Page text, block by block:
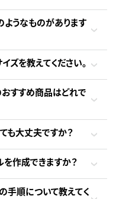
うなものがあります
ズを教えてください。
すすめ商品はどれで
も大丈夫ですか？
作成できますか？
手順について教えてく